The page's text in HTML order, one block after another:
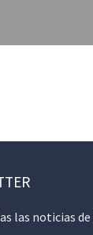
las noticias de